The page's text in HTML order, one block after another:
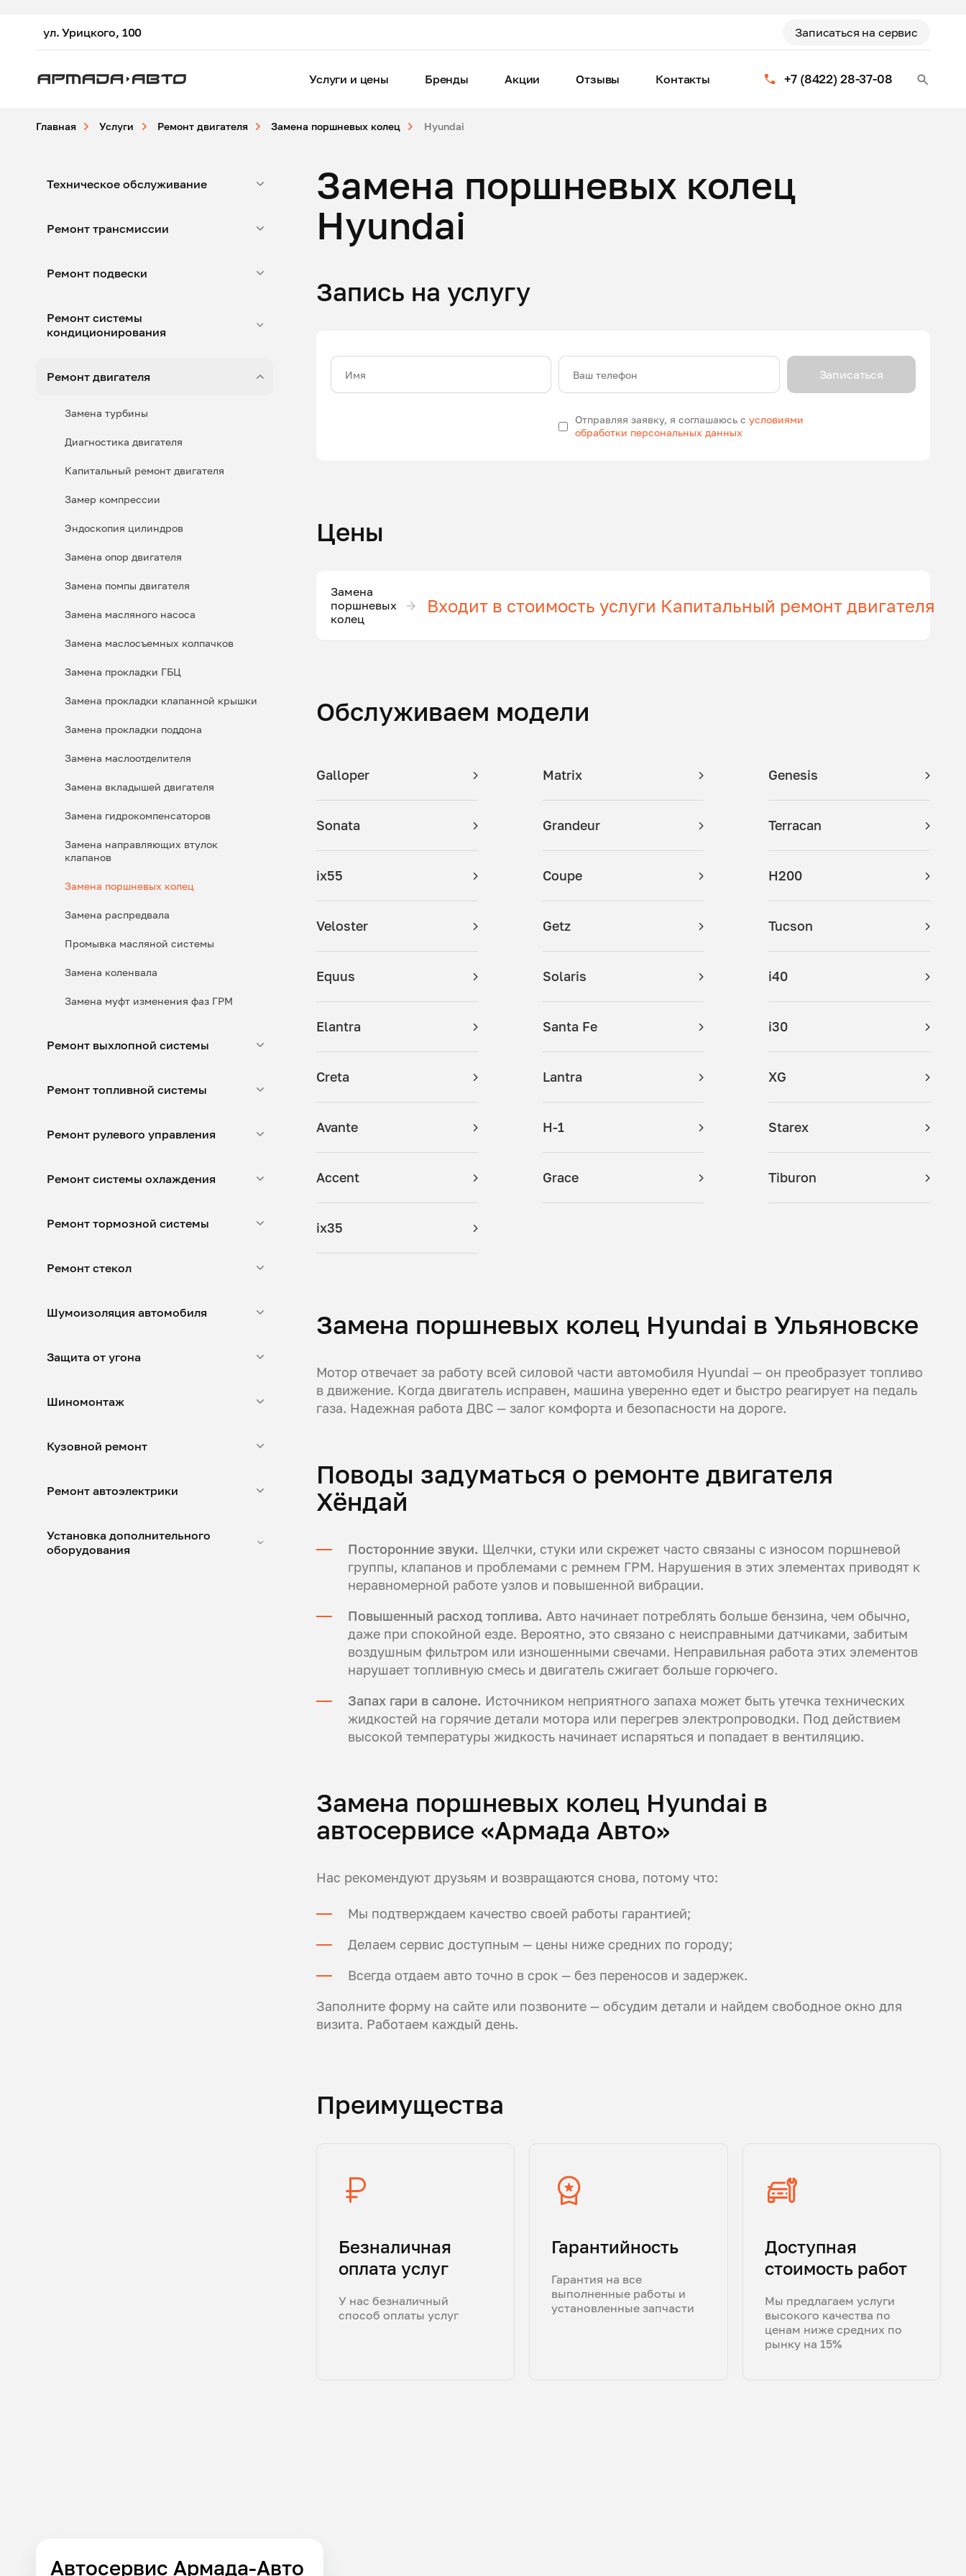
ул. Урицкого, 100 Записаться на сервис
+7 (8422) 28-37-08
Услуги и цены Бренды Акции Отзывы Контакты
Главная Услуги Ремонт двигателя Замена поршневых колец Hyundai
Техническое обслуживание
Ремонт трансмиссии
Ремонт подвески
Ремонт системы
кондиционирования
Ремонт двигателя
Замена турбины
Диагностика двигателя
Капитальный ремонт двигателя
Замер компрессии
Эндоскопия цилиндров
Замена опор двигателя
Замена помпы двигателя
Замена масляного насоса
Замена маслосъемных колпачков
Замена прокладки ГБЦ
Замена прокладки клапанной крышки
Замена прокладки поддона
Замена маслоотделителя
Замена вкладышей двигателя
Замена гидрокомпенсаторов
Замена направляющих втулок
клапанов
Замена поршневых колец
Замена распредвала
Промывка масляной системы
Замена коленвала
Замена муфт изменения фаз ГРМ
Ремонт выхлопной системы
Ремонт топливной системы
Ремонт рулевого управления
Ремонт системы охлаждения
Ремонт тормозной системы
Ремонт стекол
Шумоизоляция автомобиля
Защита от угона
Шиномонтаж
Кузовной ремонт
Ремонт автоэлектрики
Установка дополнительного
оборудования
Замена поршневых колец
Hyundai
Запись на услугу
Имя Ваш телефон
Отправляя заявку, я соглашаюсь сусловиями
обработки персональных данных
Записаться
Цены
Замена
поршневых
колец
Входит в стоимость услуги Капитальный ремонт двигателя
Обслуживаем модели
Galloper Matrix Genesis
Sonata Grandeur Terracan
ix55 Coupe H200
Veloster Getz Tucson
Equus Solaris i40
Elantra Santa Fe i30
Creta Lantra XG
Avante H-1 Starex
Accent Grace Tiburon
ix35
Замена поршневых колец Hyundai в Ульяновске
Мотор отвечает за работу всей силовой части автомобиля Hyundai — он преобразует топливо
в движение. Когда двигатель исправен, машина уверенно едет и быстро реагирует на педаль
газа. Надежная работа ДВС — залог комфорта и безопасности на дороге.
Поводы задуматься о ремонте двигателя
Хёндай
Посторонние звуки. Щелчки, стуки или скрежет часто связаны с износом поршневой
группы, клапанов и проблемами с ремнем ГРМ. Нарушения в этих элементах приводят к
неравномерной работе узлов и повышенной вибрации.
Повышенный расход топлива. Авто начинает потреблять больше бензина, чем обычно,
даже при спокойной езде. Вероятно, это связано с неисправными датчиками, забитым
воздушным фильтром или изношенными свечами. Неправильная работа этих элементов
нарушает топливную смесь и двигатель сжигает больше горючего.
Запах гари в салоне. Источником неприятного запаха может быть утечка технических
жидкостей на горячие детали мотора или перегрев электропроводки. Под действием
высокой температуры жидкость начинает испаряться и попадает в вентиляцию.
Замена поршневых колец Hyundai в
автосервисе «Армада Авто»
Нас рекомендуют друзьям и возвращаются снова, потому что:
Мы подтверждаем качество своей работы гарантией;
Делаем сервис доступным — цены ниже средних по городу;
Всегда отдаем авто точно в срок — без переносов и задержек.
Заполните форму на сайте или позвоните — обсудим детали и найдем свободное окно для
визита. Работаем каждый день.
Преимущества
Безналичная
оплата услуг
У нас безналичный
способ оплаты услуг
Гарантийность
Гарантия на все
выполненные работы и
установленные запчасти
Доступная
стоимость работ
Мы предлагаем услуги
высокого качества по
ценам ниже средних по
рынку на 15%
Автосервис Армада-Авто